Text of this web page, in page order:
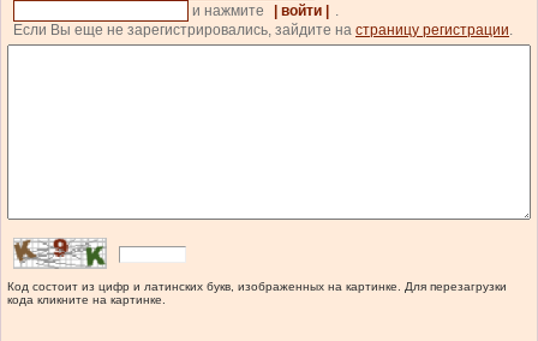
и нажмите
| войти |
.
Если Вы еще не зарегистрировались, зайдите на страницу регистрации.
Код состоит из цифр и латинских букв, изображенных на картинке. Для перезагрузки
кода кликните на картинке.